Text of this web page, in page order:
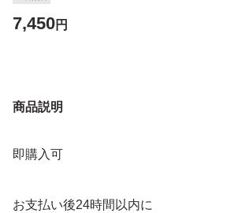
7,450円
商品説明
即購入可
お支払い後24時間以内に